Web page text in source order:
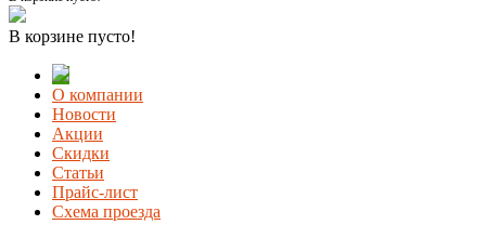
В корзине пусто!
О компании
Новости
Акции
Скидки
Статьи
Прайс-лист
Схема проезда